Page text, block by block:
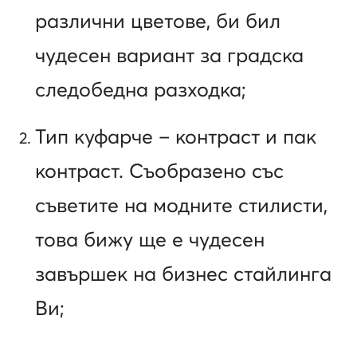
различни цветове, би бил
чудесен вариант за градска
следобедна разходка;
Тип куфарче – контраст и пак
контраст. Съобразено със
съветите на модните стилисти,
това бижу ще е чудесен
завършек на бизнес стайлинга
Ви;